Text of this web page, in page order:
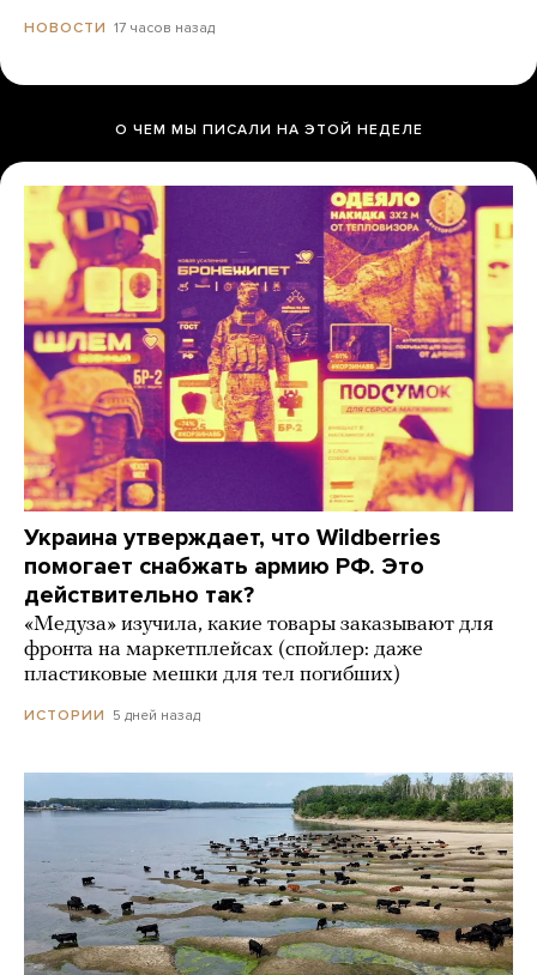
НОВОСТИ 17 часов назад
О ЧЕМ МЫ ПИСАЛИ НА ЭТОЙ НЕДЕЛЕ
Украина утверждает, что Wildberries
помогает снабжать армию РФ. Это
действительно так?
«Медуза» изучила, какие товары заказывают для
фронта на маркетплейсах (спойлер: даже
пластиковые мешки для тел погибших)
ИСТОРИИ 5 дней назад